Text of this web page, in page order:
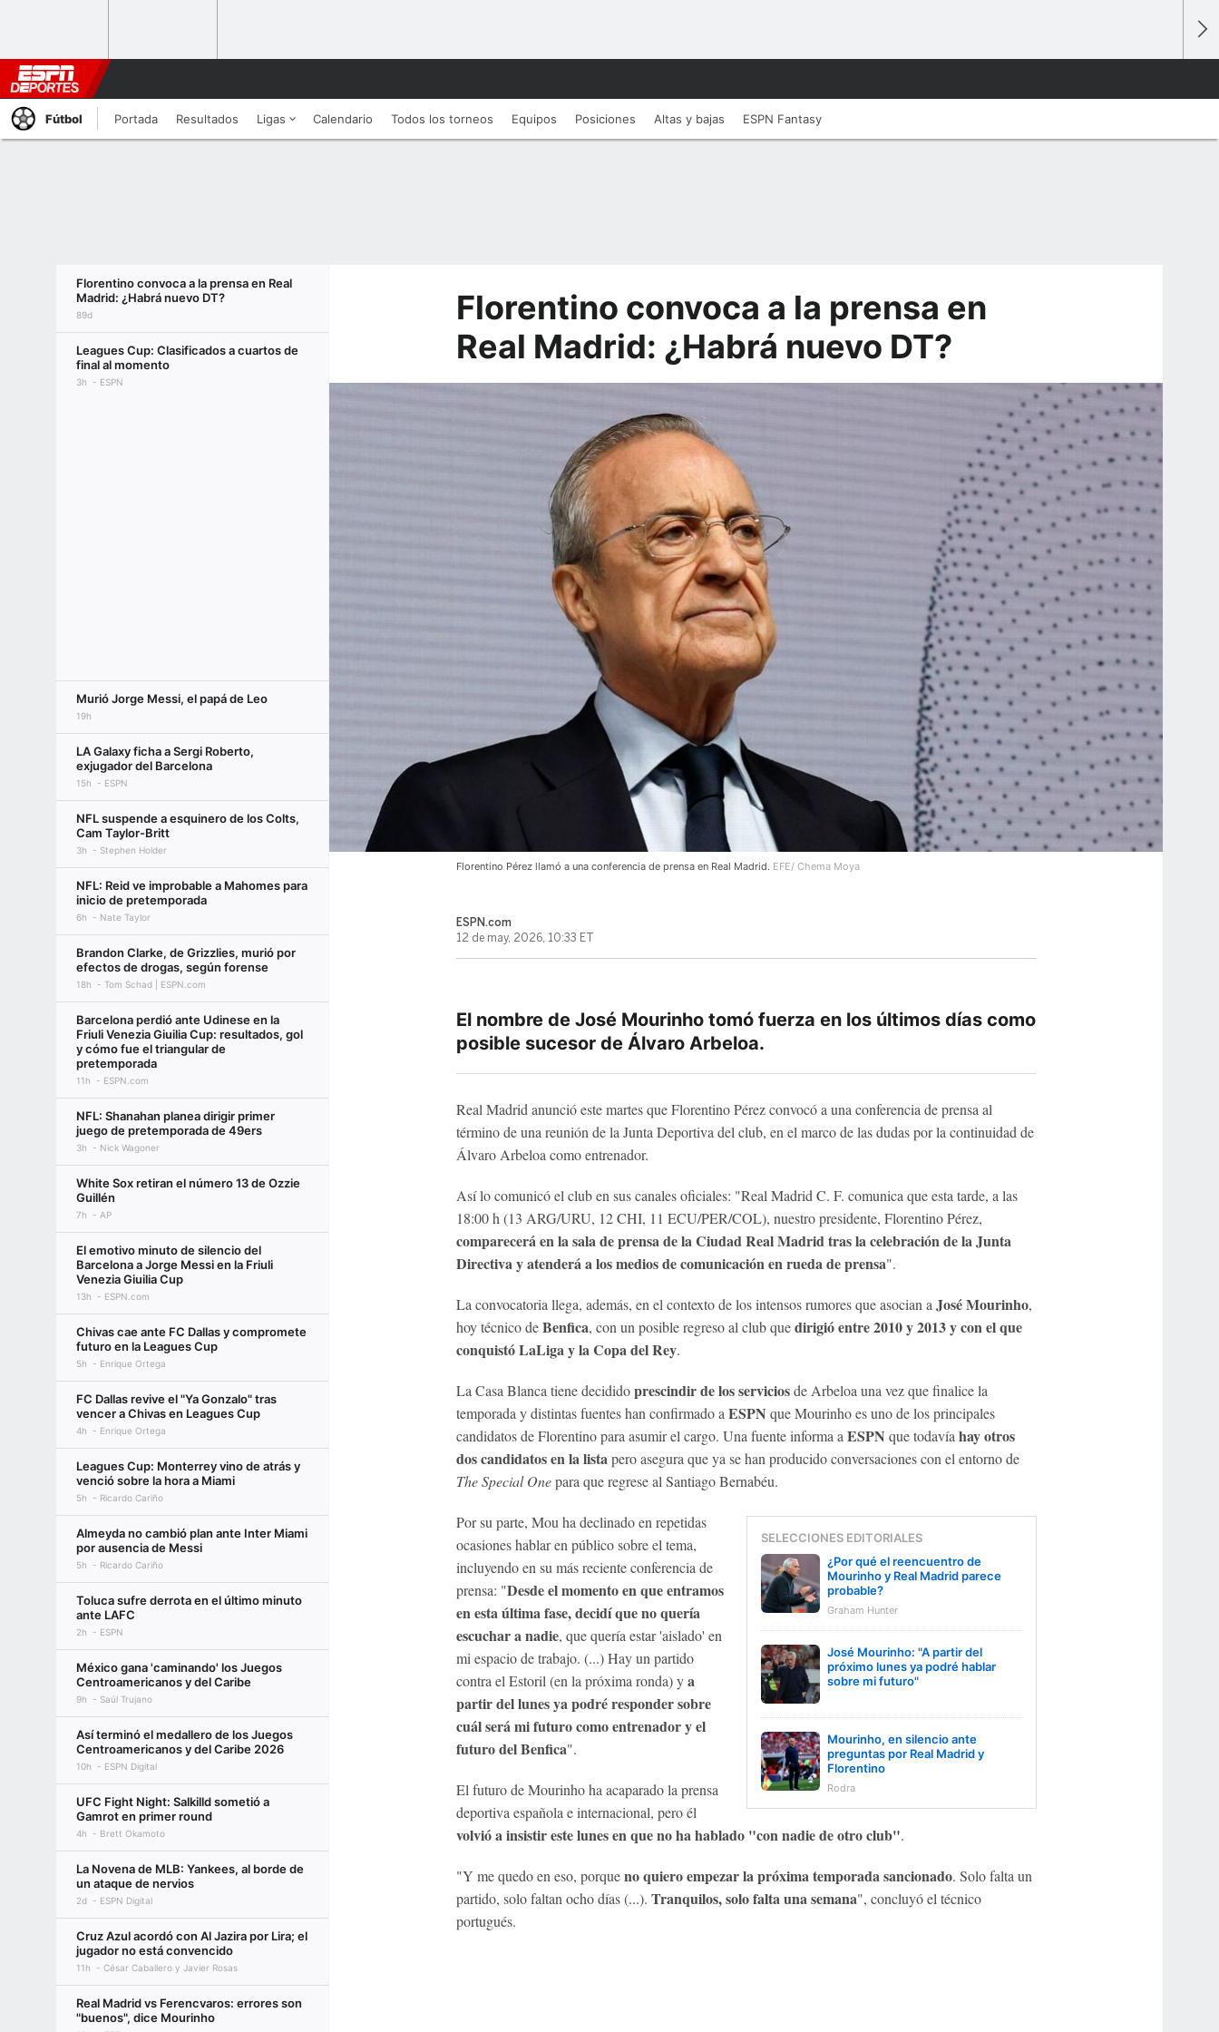
Fútbol Portada Resultados Ligas Calendario Todos los torneos Equipos Posiciones Altas y bajas ESPN Fantasy
Florentino convoca a la prensa en Real
Madrid: ¿Habrá nuevo DT?
89d
Leagues Cup: Clasificados a cuartos de
final al momento
3h ESPN
Murió Jorge Messi, el papá de Leo
19h
LA Galaxy ficha a Sergi Roberto,
exjugador del Barcelona
15h ESPN
NFL suspende a esquinero de los Colts,
Cam Taylor-Britt
3h Stephen Holder
NFL: Reid ve improbable a Mahomes para
inicio de pretemporada
6h Nate Taylor
Brandon Clarke, de Grizzlies, murió por
efectos de drogas, según forense
18h Tom Schad | ESPN.com
Barcelona perdió ante Udinese en la
Friuli Venezia Giuilia Cup: resultados, gol
y cómo fue el triangular de
pretemporada
11h ESPN.com
NFL: Shanahan planea dirigir primer
juego de pretemporada de 49ers
3h Nick Wagoner
White Sox retiran el número 13 de Ozzie
Guillén
7h AP
El emotivo minuto de silencio del
Barcelona a Jorge Messi en la Friuli
Venezia Giuilia Cup
13h ESPN.com
Chivas cae ante FC Dallas y compromete
futuro en la Leagues Cup
5h Enrique Ortega
FC Dallas revive el "Ya Gonzalo" tras
vencer a Chivas en Leagues Cup
4h Enrique Ortega
Leagues Cup: Monterrey vino de atrás y
venció sobre la hora a Miami
5h Ricardo Cariño
Almeyda no cambió plan ante Inter Miami
por ausencia de Messi
5h Ricardo Cariño
Toluca sufre derrota en el último minuto
ante LAFC
2h ESPN
México gana 'caminando' los Juegos
Centroamericanos y del Caribe
9h Saúl Trujano
Así terminó el medallero de los Juegos
Centroamericanos y del Caribe 2026
10h ESPN Digital
UFC Fight Night: Salkilld sometió a
Gamrot en primer round
4h Brett Okamoto
La Novena de MLB: Yankees, al borde de
un ataque de nervios
2d ESPN Digital
Cruz Azul acordó con Al Jazira por Lira; el
jugador no está convencido
11h César Caballero y Javier Rosas
Real Madrid vs Ferencvaros: errores son
"buenos", dice Mourinho
Florentino convoca a la prensa en
Real Madrid: ¿Habrá nuevo DT?
Florentino Pérez llamó a una conferencia de prensa en Real Madrid. EFE/ Chema Moya
ESPN.com
12 de may, 2026, 10:33 ET
El nombre de José Mourinho tomó fuerza en los últimos días como
posible sucesor de Álvaro Arbeloa.
Real Madrid anunció este martes que Florentino Pérez convocó a una conferencia de prensa al
término de una reunión de la Junta Deportiva del club, en el marco de las dudas por la continuidad de
Álvaro Arbeloa como entrenador.
Así lo comunicó el club en sus canales oficiales: "Real Madrid C. F. comunica que esta tarde, a las
18:00 h (13 ARG/URU, 12 CHI, 11 ECU/PER/COL), nuestro presidente, Florentino Pérez,
comparecerá en la sala de prensa de la Ciudad Real Madrid tras la celebración de la Junta
Directiva y atenderá a los medios de comunicación en rueda de prensa".
La convocatoria llega, además, en el contexto de los intensos rumores que asocian a José Mourinho,
hoy técnico deBenfica, con un posible regreso al club quedirigió entre 2010 y 2013 y con el que
conquistó LaLiga y la Copa del Rey.
La Casa Blanca tiene decididoprescindir de los serviciosde Arbeloa una vez que finalice la
temporada y distintas fuentes han confirmado a ESPN que Mourinho es uno de los principales
candidatos de Florentino para asumir el cargo. Una fuente informa a ESPN que todavía hay otros
dos candidatos en la lista pero asegura que ya se han producido conversaciones con el entorno de
The Special Onepara que regrese al Santiago Bernabéu.
SELECCIONES EDITORIALES
¿Por qué el reencuentro de
Mourinho y Real Madrid parece
probable?
Graham Hunter
José Mourinho: "A partir del
próximo lunes ya podré hablar
sobre mi futuro"
Mourinho, en silencio ante
preguntas por Real Madrid y
Florentino
Rodra
Por su parte, Mou ha declinado en repetidas
ocasiones hablar en público sobre el tema,
incluyendo en su más reciente conferencia de
prensa: "Desde el momento en que entramos
en esta última fase, decidí que no quería
escuchar a nadie, que quería estar 'aislado' en
mi espacio de trabajo. (...) Hay un partido
contra el Estoril (en la próxima ronda) ya
partir del lunes ya podré responder sobre
cuál será mi futuro como entrenador y el
futuro del Benfica".
El futuro de Mourinho ha acaparado la prensa
deportiva española e internacional, pero él
volvió a insistir este lunes en que no ha hablado "con nadie de otro club".
"Y me quedo en eso, porqueno quiero empezar la próxima temporada sancionado. Solo falta un
partido, solo faltan ocho días (...). Tranquilos, solo falta una semana", concluyó el técnico
portugués.